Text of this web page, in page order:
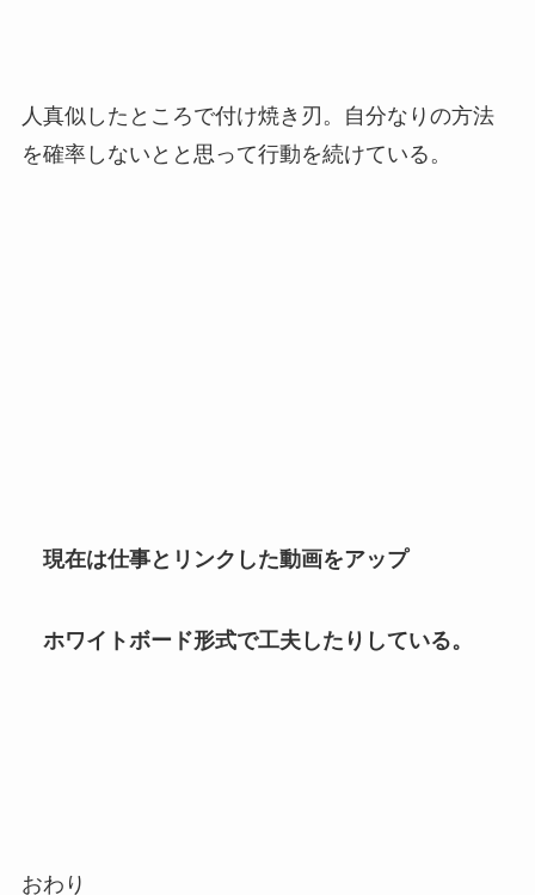
人真似したところで付け焼き刃。自分なりの方法
を確率しないとと思って行動を続けている。
現在は仕事とリンクした動画をアップ
ホワイトボード形式で工夫したりしている。
おわり